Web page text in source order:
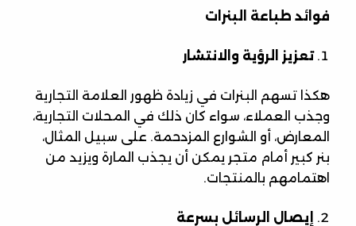
فوائد طباعة البنرات
تعزيز الرؤية والانتشار
هكذا تسهم البنرات في زيادة ظهور العلامة التجارية
وجذب العملاء، سواء كان ذلك في المحلات التجارية،
المعارض، أو الشوارع المزدحمة. على سبيل المثال،
بنر كبير أمام متجر يمكن أن يجذب المارة ويزيد من
اهتمامهم بالمنتجات.
إيصال الرسائل بسرعة